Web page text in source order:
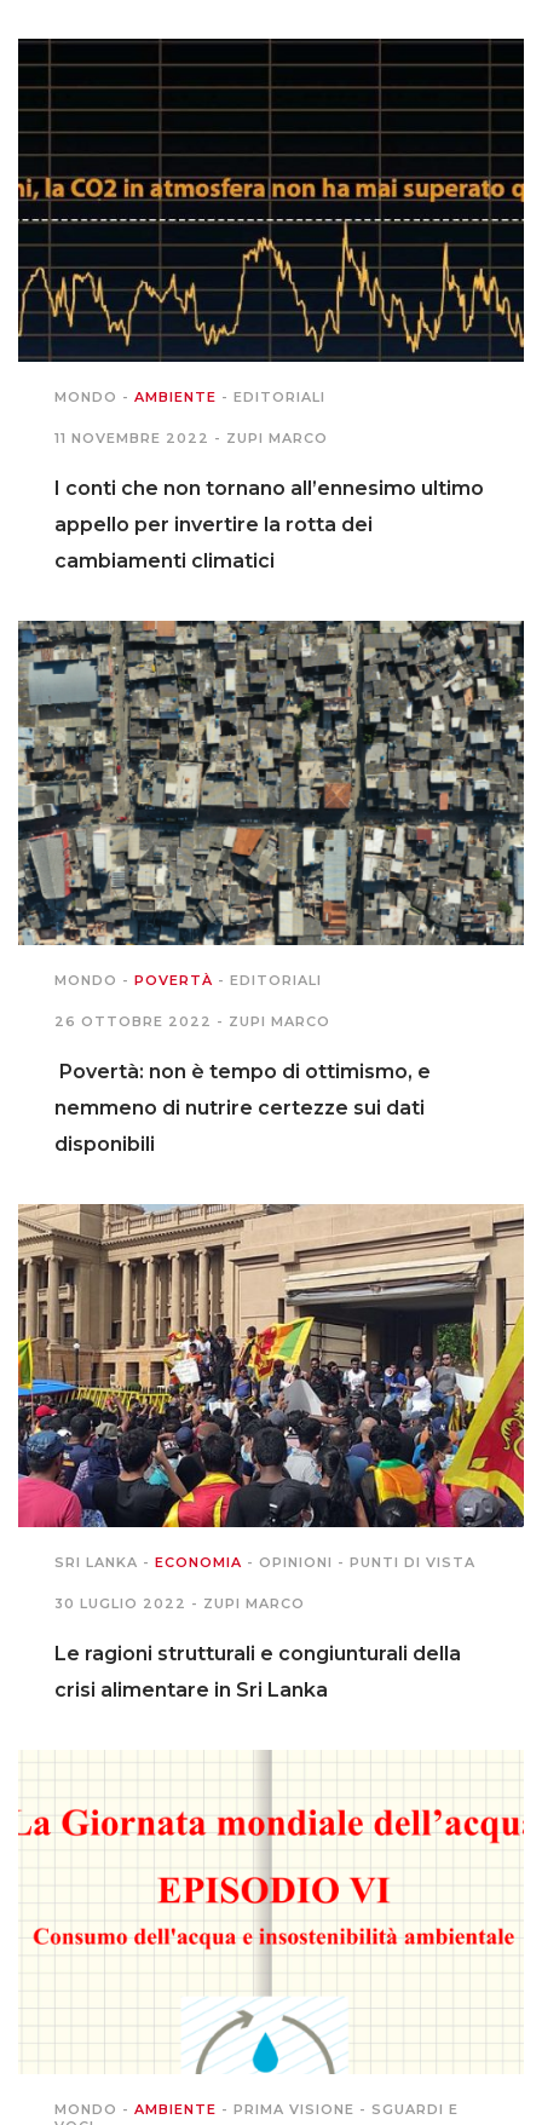
MONDO - AMBIENTE - EDITORIALI
11 NOVEMBRE 2022 - ZUPI MARCO
I conti che non tornano all’ennesimo ultimo
appello per invertire la rotta dei
cambiamenti climatici
MONDO - POVERTÀ - EDITORIALI
26 OTTOBRE 2022 - ZUPI MARCO
Povertà: non è tempo di ottimismo, e
nemmeno di nutrire certezze sui dati
disponibili
SRI LANKA - ECONOMIA - OPINIONI - PUNTI DI VISTA
30 LUGLIO 2022 - ZUPI MARCO
Le ragioni strutturali e congiunturali della
crisi alimentare in Sri Lanka
MONDO - AMBIENTE - PRIMA VISIONE - SGUARDI E